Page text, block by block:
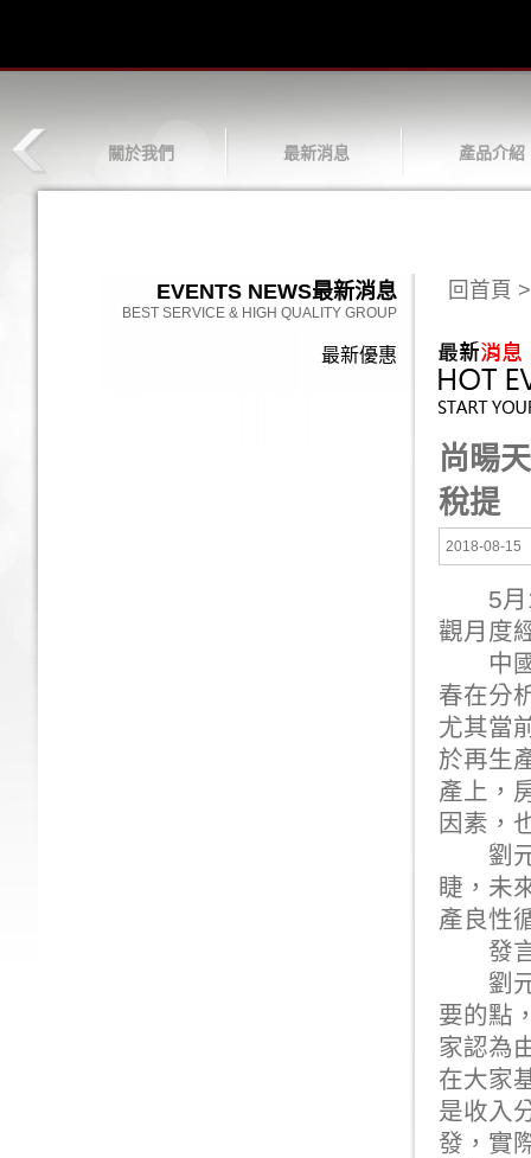
關於我們 最新消息 產品介紹
EVENTS NEWS最新消息
BEST SERVICE & HIGH QUALITY GROUP
最新優惠
回首頁
尚暘
稅提
2018-08-15
5月17
觀月度
中國
春在分
尤其當
於再生
產上，
因素，
劉元
睫，未
產良性
發言
劉元
要的點
家認為
在大家
是收入
發，實